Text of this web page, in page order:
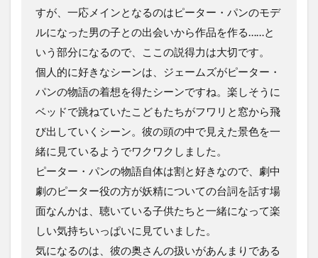
すが、一応メインとなるのはピーター・パンのモデ
ルになった男の子との出会いから作品を作る……と
いう部分になるので、ここの説得力は大切です。
個人的に好きなシーンは、ジェームズがピーター・
パンの物語の着想を得たシーンですね。楽しそうに
ベッドで跳ねていたこどもたちがフワリと窓から飛
び出していくシーン。彼の頭の中で見えた景色を一
緒に見ているようでワクワクしました。
ピーター・パンの物語自体は割と好きなので、劇中
劇のピーター役の方が妖精についての台詞を話す場
面なんかは、聴いている子供たちと一緒になって楽
しい気持ちいっぱいに見ていました。
気になるのは、彼の奥さんの扱いがあんまりである